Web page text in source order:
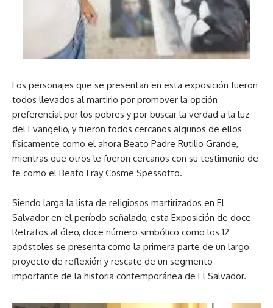
Los personajes que se presentan en esta exposición fueron
todos llevados al martirio por promover la opción
preferencial por los pobres y por buscar la verdad a la luz
del Evangelio, y fueron todos cercanos algunos de ellos
físicamente como el ahora Beato Padre Rutilio Grande,
mientras que otros le fueron cercanos con su testimonio de
fe como el Beato Fray Cosme Spessotto.
Siendo larga la lista de religiosos martirizados en El
Salvador en el período señalado, esta Exposición de doce
Retratos al óleo, doce número simbólico como los 12
apóstoles se presenta como la primera parte de un largo
proyecto de reflexión y rescate de un segmento
importante de la historia contemporánea de El Salvador.